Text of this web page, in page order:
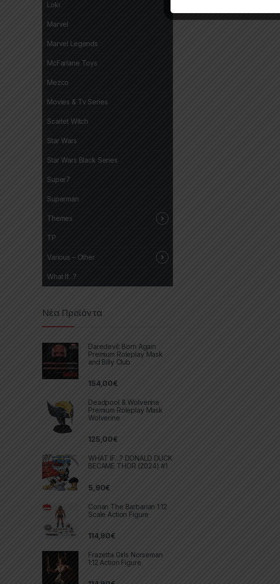
Loki
Marvel
Marvel Legends
McFarlane Toys
Mezco
Movies & Tv Series
Scarlet Witch
Star Wars
Star Wars Black Series
Super7
Superman
Themes
TP
Various – Other
What If…?
Νέα Προϊόντα
Daredevil: Born Again
Premium Roleplay Mask
and Billy Club
154,00€
Deadpool & Wolverine
Premium Roleplay Mask
Wolverine
125,00€
WHAT IF…? DONALD DUCK
BECAME THOR (2024) #1
5,90€
Conan The Barbarian 1:12
Scale Action Figure
114,90€
Frazetta Girls Norseman
1:12 Action Figure